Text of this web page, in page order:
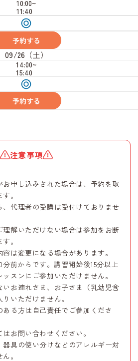
10:00~
11:40
受
付
予約する
09/26（土）
14:00~
15:40
受
付
予約する
注意事項
お申し込みされた場合は、予約を取
。
、代理者の受講は受付けておりませ
理解いただけない場合は参加をお断
。
容は変更になる場合があります。
分前からです。講習開始後15分以上
スンにご参加いただけません。
いお連れさま、お子さま（乳幼児含
いただけません。
ある方は自己責任でご参加くださ
お問い合わせください。
具の使い分けなどのアレルギー対
。